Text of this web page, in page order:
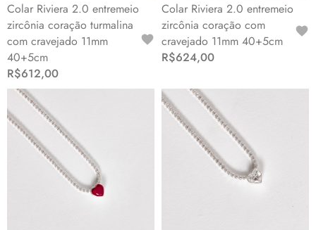
Colar Riviera 2.0 entremeio
zircônia coração turmalina
com cravejado 11mm
40+5cm
R$612,00
Colar Riviera 2.0 entremeio
zircônia coração com
cravejado 11mm 40+5cm
R$624,00